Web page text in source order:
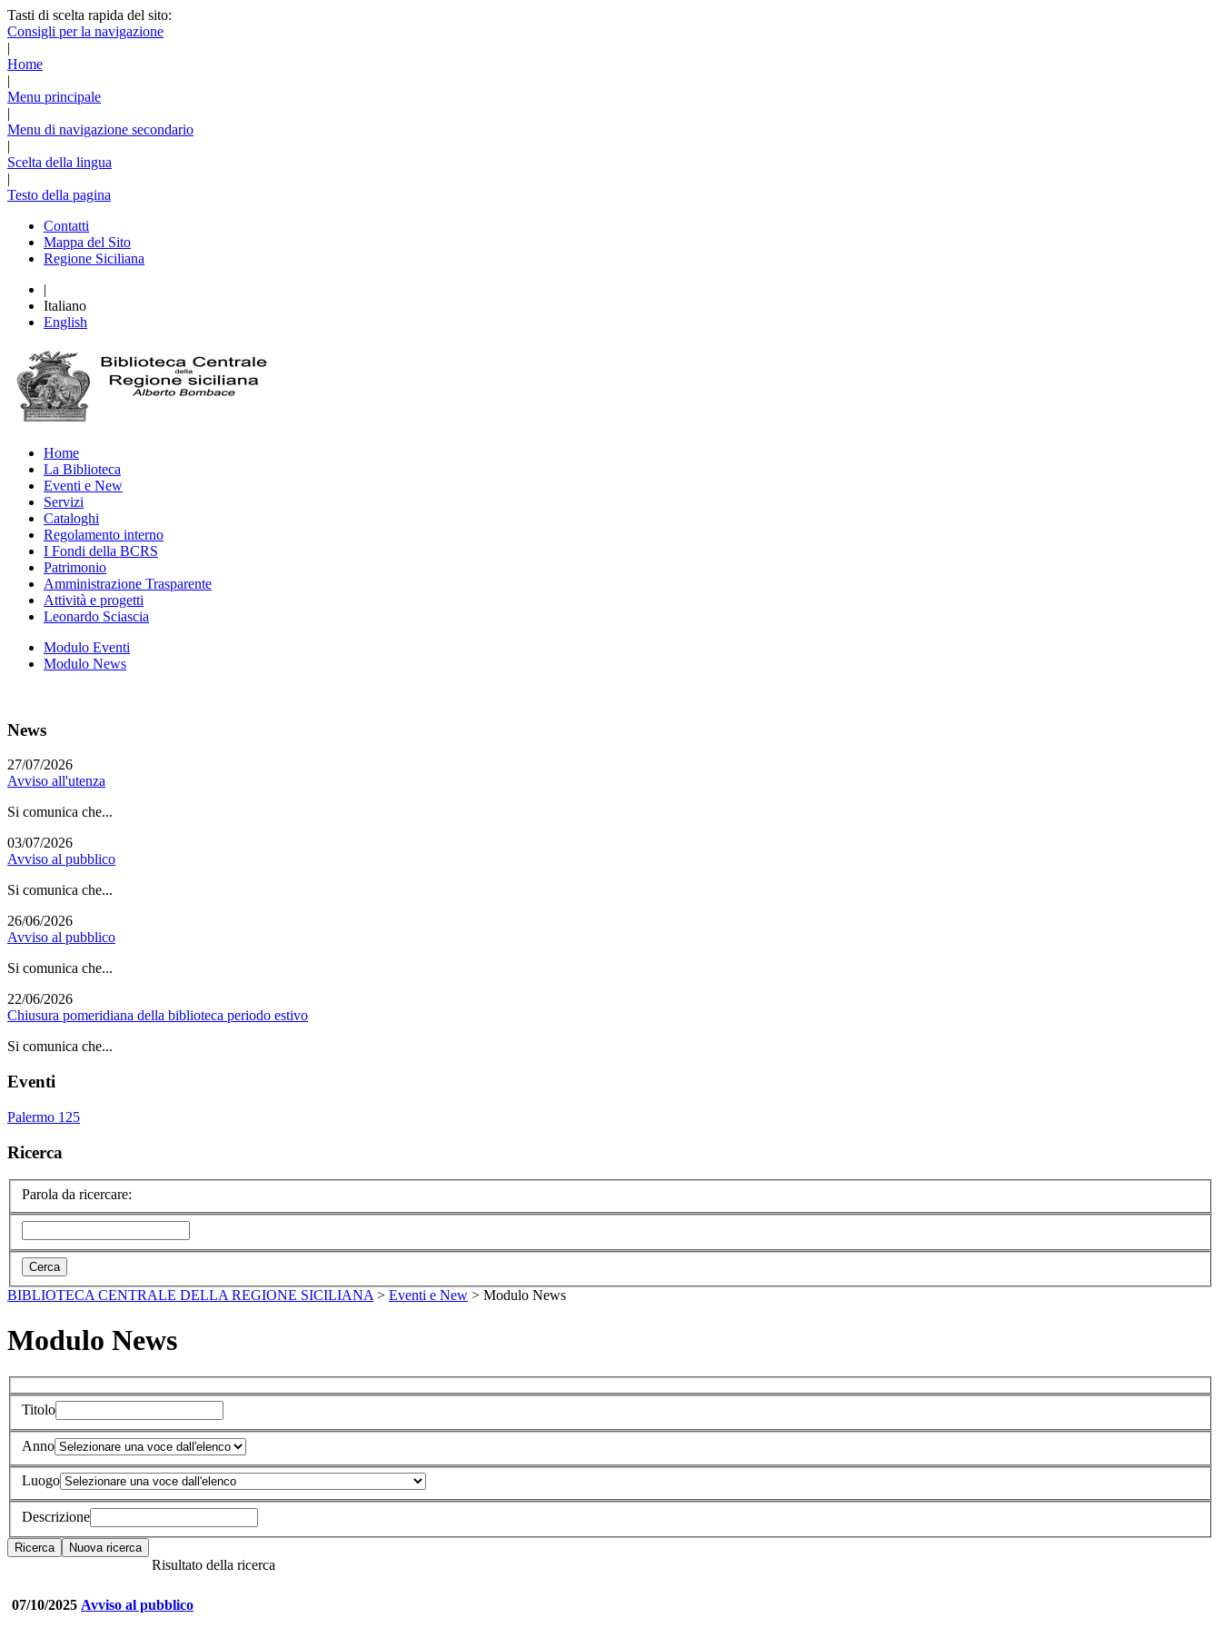
Tasti di scelta rapida del sito:
Consigli per la navigazione
|
Home
|
Menu principale
|
Menu di navigazione secondario
|
Scelta della lingua
|
Testo della pagina
Contatti
Mappa del Sito
Regione Siciliana
|
Italiano
English
Home
La Biblioteca
Eventi e New
Servizi
Cataloghi
Regolamento interno
I Fondi della BCRS
Patrimonio
Amministrazione Trasparente
Attività e progetti
Leonardo Sciascia
Modulo Eventi
Modulo News
News
27/07/2026
Avviso all'utenza
Si comunica che...
03/07/2026
Avviso al pubblico
Si comunica che...
26/06/2026
Avviso al pubblico
Si comunica che...
22/06/2026
Chiusura pomeridiana della biblioteca periodo estivo
Si comunica che...
Eventi
Palermo 125
Ricerca
Parola da ricercare:
BIBLIOTECA CENTRALE DELLA REGIONE SICILIANA > Eventi e New > Modulo News
Modulo News
Titolo
Anno
Luogo
Descrizione
Risultato della ricerca
07/10/2025 Avviso al pubblico